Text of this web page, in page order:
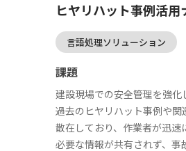
ヒヤリハット事例活用
言語処理ソリューション
課題
建設現場での安全管理を強化
過去のヒヤリハット事例や関
散在しており、作業者が迅速
必要な情報が共有されず、事